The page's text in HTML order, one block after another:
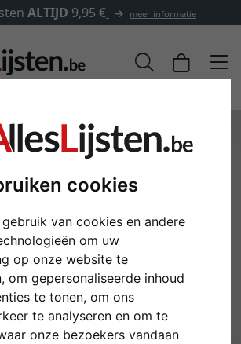
cookies
van cookies en andere
om uw
op onze website te
om gepersonaliseerde inhoud
te tonen, om ons
te analyseren en om te
onze bezoekers vandaan
ALTIJD 9,95 € meer informatie